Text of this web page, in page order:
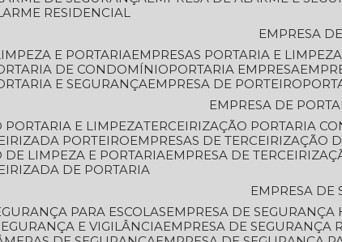
RESIDENCIAL
EMPRESA
E PORTARIA
EMPRESAS PORTARIA E LIMPEZA
DE CONDOMÍNIO
PORTARIA EMPRESA
E SEGURANÇA
EMPRESA DE PORTEIRO
EMPRESA DE
PORTARIA E LIMPEZA TERCEIRIZAÇÃO PORTARIA
PORTEIRO
EMPRESAS DE TERCEIRIZAÇÃO
DE LIMPEZA E PORTARIA
EMPRESA DE
DE PORTARIA
EMPRESA
PARA ESCOLAS
EMPRESA DE
E VIGILÂNCIA
EMPRESA DE SEGURANÇA